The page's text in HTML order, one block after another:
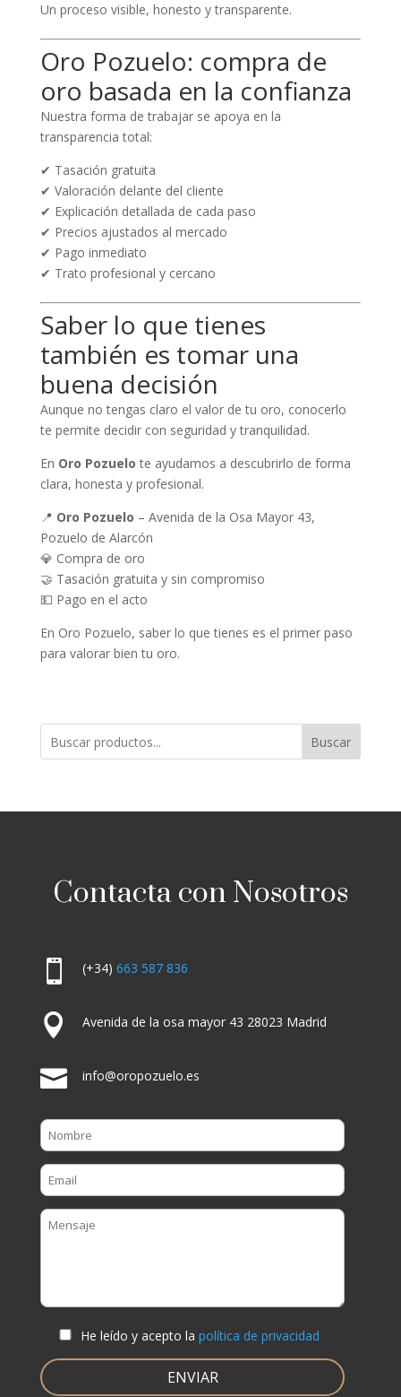
Un proceso visible, honesto y transparente.
Oro Pozuelo: compra de
oro basada en la confianza
Nuestra forma de trabajar se apoya en la
transparencia total:
✔ Tasación gratuita
✔ Valoración delante del cliente
✔ Explicación detallada de cada paso
✔ Precios ajustados al mercado
✔ Pago inmediato
✔ Trato profesional y cercano
Saber lo que tienes
también es tomar una
buena decisión
Aunque no tengas claro el valor de tu oro, conocerlo
te permite decidir con seguridad y tranquilidad.
En Oro Pozuelo te ayudamos a descubrirlo de forma
clara, honesta y profesional.
📍 Oro Pozuelo – Avenida de la Osa Mayor 43,
Pozuelo de Alarcón
💎 Compra de oro
🤝 Tasación gratuita y sin compromiso
💵 Pago en el acto
En Oro Pozuelo, saber lo que tienes es el primer paso
para valorar bien tu oro.
Buscar
Contacta con Nosotros
 (+34) 663 587 836
 Avenida de la osa mayor 43 28023 Madrid
 info@oropozuelo.es
He leído y acepto la política de privacidad